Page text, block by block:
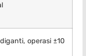
operasi ±10